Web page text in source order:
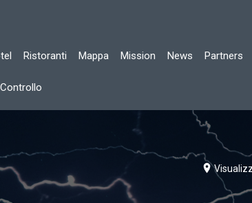
Ristoranti Mappa Mission News Partners